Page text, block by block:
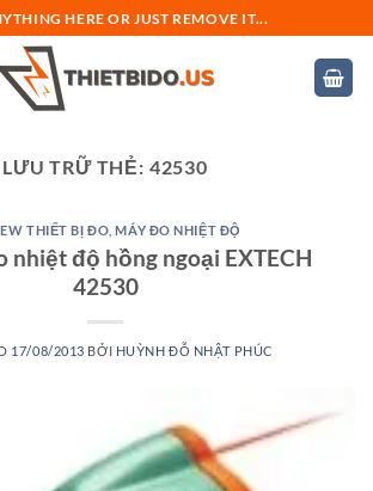
HERE OR JUST REMOVE IT...
LƯU TRỮ THẺ: 42530
THIẾT BỊ ĐO ,MÁY ĐO NHIỆT ĐỘ
nhiệt độ hồng ngoại EXTECH
42530
17/08/2013 BỞI HUỲNH ĐỖ NHẬT PHÚC